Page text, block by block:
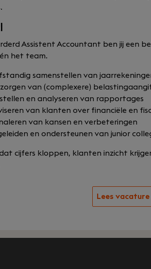
Assistent Accountant ben jij een
het team.
samenstellen van
van (complexere)
en analyseren van rapportages
van klanten over financiële en
van kansen en verbeteringen
en ondersteunen van junior
cijfers kloppen, klanten inzicht
Lees vacature